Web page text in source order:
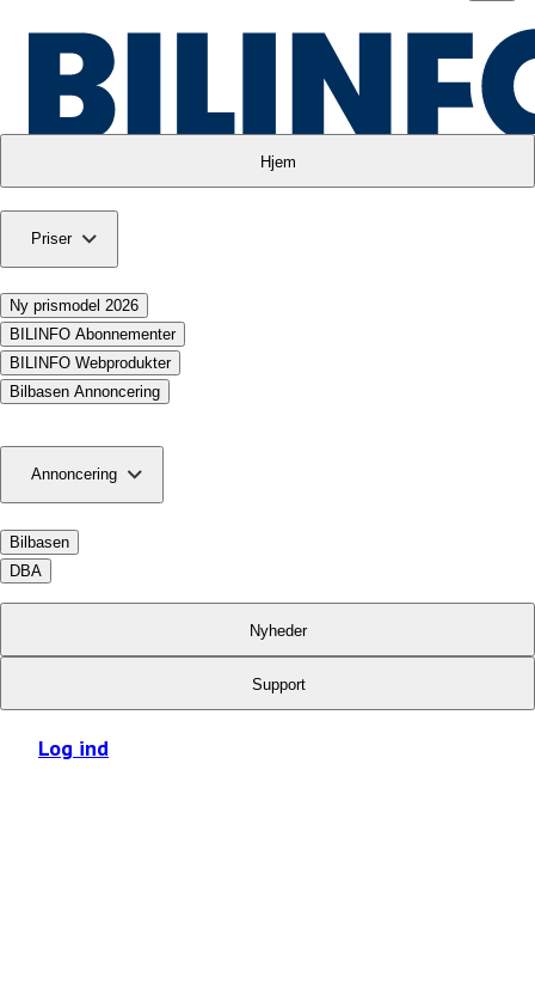
Hjem
Priser
Ny prismodel 2026
BILINFO Abonnementer
BILINFO Webprodukter
Bilbasen Annoncering
Annoncering
Bilbasen
DBA
Nyheder
Support
Log ind